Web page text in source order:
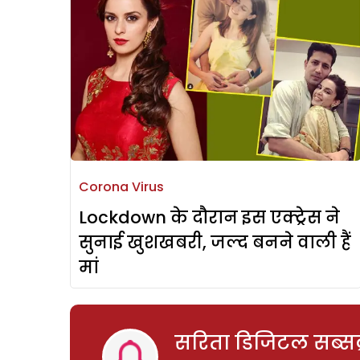
Corona Virus
Lockdown के दौरान इस एक्ट्रेस ने
सुनाई खुशखबरी, जल्द बनने वाली हैं
मां
सरिता डिजिटल